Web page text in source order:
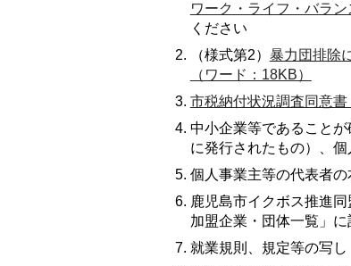
ワーク・ライフ・バラ
ください
（様式第2） 暴力団排除
（ワード：18KB）
市税納付状況調査同意書
中小企業等であること
に発行されたもの）、
個人事業主等の代表者の
鹿児島市イクボス推進
加盟企業・団体一覧」に
就業規則、規定等の写し